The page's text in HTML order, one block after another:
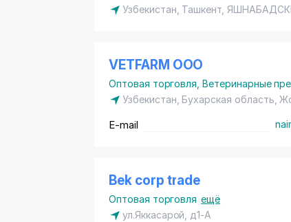
Узбекистан, Ташкент,
VETFARM ООО
Оптовая торговля ,Ветеринарные
Узбекистан, Бухарская область,
E-mail
Bek corp trade
Оптовая торговля ещё
ул.Яккасарой, д1-А